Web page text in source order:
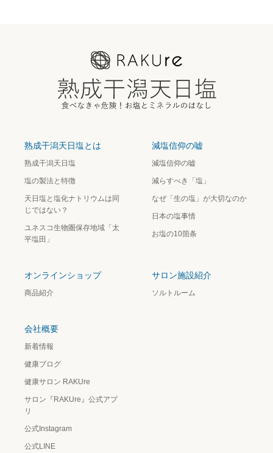
熟成干潟天日塩とは
熟成干潟天日塩
塩の製法と特徴
天日塩と塩化ナトリウムは同
じではない？
ユネスコ生物圏保存地域「太
平塩田」
減塩信仰の嘘
減塩信仰の嘘
減らすべき「塩」
なぜ「生の塩」が大切なのか
日本の塩事情
お塩の10箇条
オンラインショップ
商品紹介
サロン施設紹介
ソルトルーム
会社概要
新着情報
健康ブログ
健康サロン RAKUre
サロン『RAKUre』公式アプ
リ
公式Instagram
公式LINE